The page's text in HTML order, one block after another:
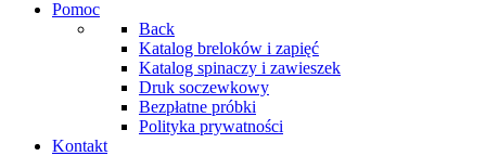
Pomoc
Back
Katalog breloków i zapięć
Katalog spinaczy i zawieszek
Druk soczewkowy
Bezpłatne próbki
Polityka prywatności
Kontakt